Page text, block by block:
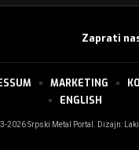
Zaprati
2026 Srpski Metal Portal. Dizajn:
MARKETING
ENGLISH